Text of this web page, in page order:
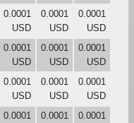
0.0001
USD
0.0001
USD
0.0001
USD
0.0001
USD
0.0001
USD
0.0001
USD
0.0001
USD
0.0001
USD
0.0001
USD
0.0001
0.0001
0.0001